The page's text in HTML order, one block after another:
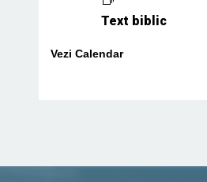
Text biblic
Vezi Calendar